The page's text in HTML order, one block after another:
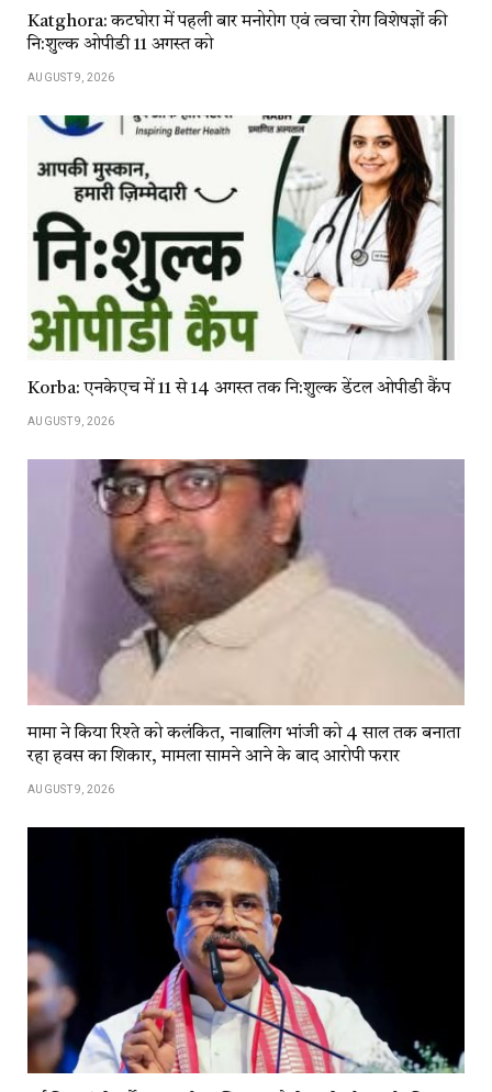
Katghora: कटघोरा में पहली बार मनोरोग एवं त्वचा रोग विशेषज्ञों की
नि:शुल्क ओपीडी 11 अगस्त को
AUGUST 9, 2026
Korba: एनकेएच में 11 से 14 अगस्त तक नि:शुल्क डेंटल ओपीडी कैंप
AUGUST 9, 2026
मामा ने किया रिश्ते को कलंकित, नाबालिग भांजी को 4 साल तक बनाता
रहा हवस का शिकार, मामला सामने आने के बाद आरोपी फरार
AUGUST 9, 2026